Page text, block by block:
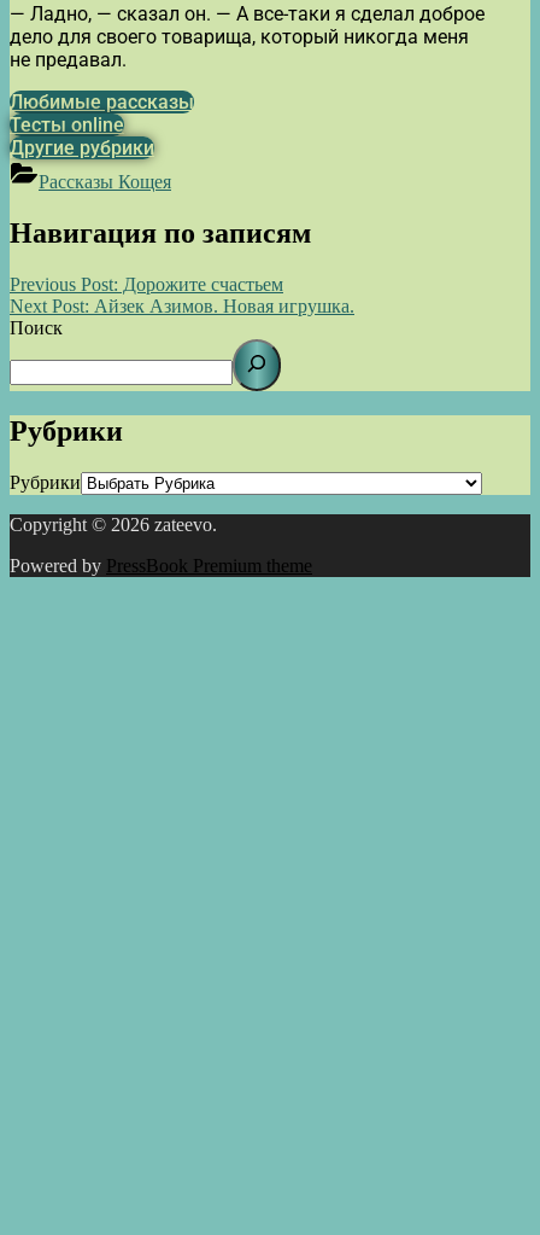
— Ладно, — сказал он. — А все-таки я сделал доброе
дело для своего товарища, который никогда меня
не предавал.
Любимые рассказы
Тесты online
Другие рубрики
Рассказы Кощея
Навигация по записям
Previous Post: Дорожите счастьем
Next Post: Айзек Азимов. Новая игрушка.
Поиск
Рубрики
Рубрики
Copyright © 2026 zateevo.
Powered by PressBook Premium theme